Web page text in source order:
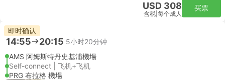
USD 308
含税 每个成人
买票
即时确认
14:55 20:15 5小时20分钟
AMS 阿姆斯特丹史基浦機場
Self-connect | 飞机+飞机
PRG 布拉格 機場